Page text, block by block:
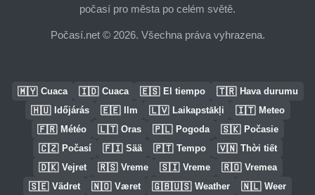
počasí pro města po celém světě.
Počasí.net © 2026. Všechna práva vyhrazena.
🇲🇾 Cuaca 🇮🇩 Cuaca 🇪🇸 El tiempo 🇹🇷 Hava durumu
🇭🇺 Időjárás 🇪🇪 Ilm 🇱🇻 Laikapstākļi 🇮🇹 Meteo
🇫🇷 Météo 🇱🇹 Oras 🇵🇱 Pogoda 🇸🇰 Počasie
🇨🇿 Počasí 🇫🇮 Sää 🇵🇹 Tempo 🇻🇳 Thời tiết
🇩🇰 Vejret 🇷🇸 Vreme 🇸🇮 Vreme 🇷🇴 Vremea
🇸🇪 Vädret 🇳🇴 Været 🇬🇧🇺🇸 Weather 🇳🇱 Weer